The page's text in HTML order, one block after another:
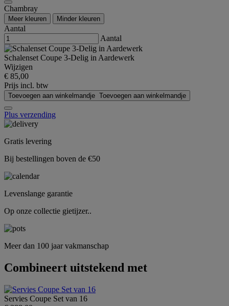
Chambray
Meer kleuren Minder kleuren
Aantal
Aantal
Schalenset Coupe 3-Delig in Aardewerk
Wijzigen
€ 85,00
Prijs incl. btw
Toevoegen aan winkelmandje Toevoegen aan winkelmandje
Plus verzending
Gratis levering
Bij bestellingen boven de €50
Levenslange garantie
Op onze collectie gietijzer..
Meer dan 100 jaar vakmanschap
Combineert uitstekend met
Servies Coupe Set van 16